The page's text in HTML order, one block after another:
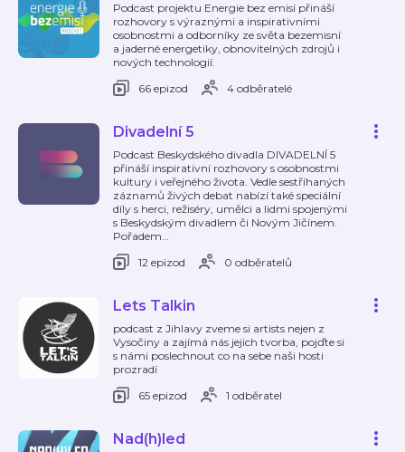
Podcast projektu Energie bez emisí přináší
rozhovory s výraznými a inspirativními
osobnostmi a odborníky ze světa bezemisní
a jaderné energetiky, obnovitelných zdrojů i
nových technologií.
66 epizod
4 odběratelé
Divadelní 5
Podcast Beskydského divadla DIVADELNÍ 5
přináší inspirativní rozhovory s osobnostmi
kultury i veřejného života. Vedle sestříhaných
záznamů živých debat nabízí také speciální
díly s herci, režiséry, umělci a lidmi spojenými
s Beskydským divadlem či Novým Jičínem.
Pořadem…
12 epizod
0 odběratelů
Lets Talkin
podcast z Jihlavy zveme si artists nejen z
Vysočiny a zajímá nás jejich tvorba, pojďte si
s námi poslechnout co na sebe naši hosti
prozradí
65 epizod
1 odběratel
Nad(h)led